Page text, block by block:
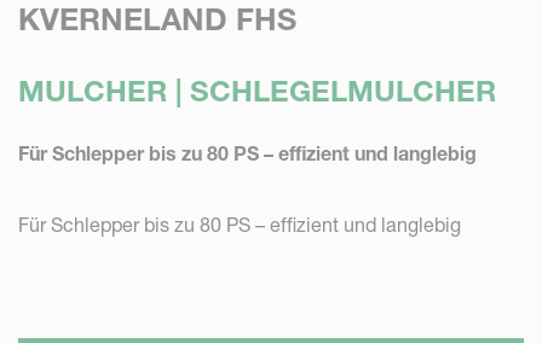
KVERNELAND FHS
MULCHER | SCHLEGELMULCHER
Für Schlepper bis zu 80 PS – effizient und langlebig
Für Schlepper bis zu 80 PS – effizient und langlebig